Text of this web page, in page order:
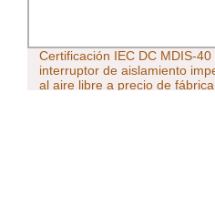
Certificación IEC DC MDIS-40
interruptor de aislamiento
al aire libre a precio de